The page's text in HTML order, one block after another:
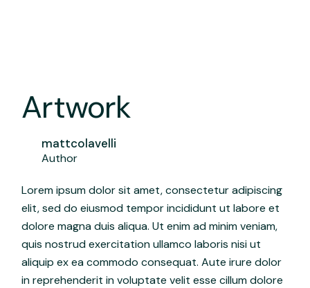
Artwork
mattcolavelli
Author
Lorem ipsum dolor sit amet, consectetur adipiscing
elit, sed do eiusmod tempor incididunt ut labore et
dolore magna duis aliqua. Ut enim ad minim veniam,
quis nostrud exercitation ullamco laboris nisi ut
aliquip ex ea commodo consequat. Aute irure dolor
in reprehenderit in voluptate velit esse cillum dolore